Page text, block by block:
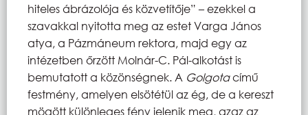
hiteles ábrázolója és közvetítője” – ezekkel a
szavakkal nyitotta meg az estet Varga János
atya, a Pázmáneum rektora, majd egy az
intézetben őrzött Molnár-C. Pál-alkotást is
bemutatott a közönségnek. A Golgotacímű
festmény, amelyen elsötétül az ég, de a kereszt
mögött különleges fény jelenik meg, azaz az